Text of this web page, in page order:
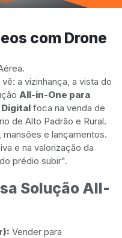
com Drone
a vizinhança, a vista do
All-in-One para
foca na venda de
de Alto Padrão e Rural.
e lançamentos.
e na valorização da
prédio subir".
Solução All-
Vender para